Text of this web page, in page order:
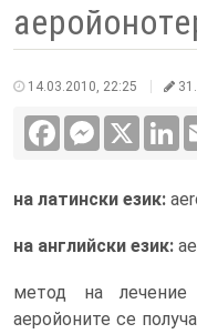
14.03.2010, 22:25
FacebookMessenger
на латински език:
на английски език:
метод на
аеройоните се